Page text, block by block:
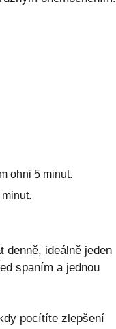
ohni 5 minut.
ideálně jeden
spaním a jednou
pocítíte zlepšení